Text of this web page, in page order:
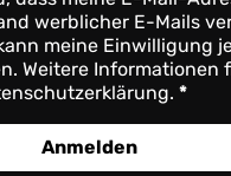
werblicher E-Mails
meine Einwilligung
Weitere Informationen
Anmelden